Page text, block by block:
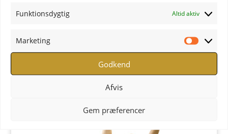
Funktionsdygtig Altid aktiv
Marketing
Godkend
Afvis
Gem præferencer
YOGA uddannelse - læs mere